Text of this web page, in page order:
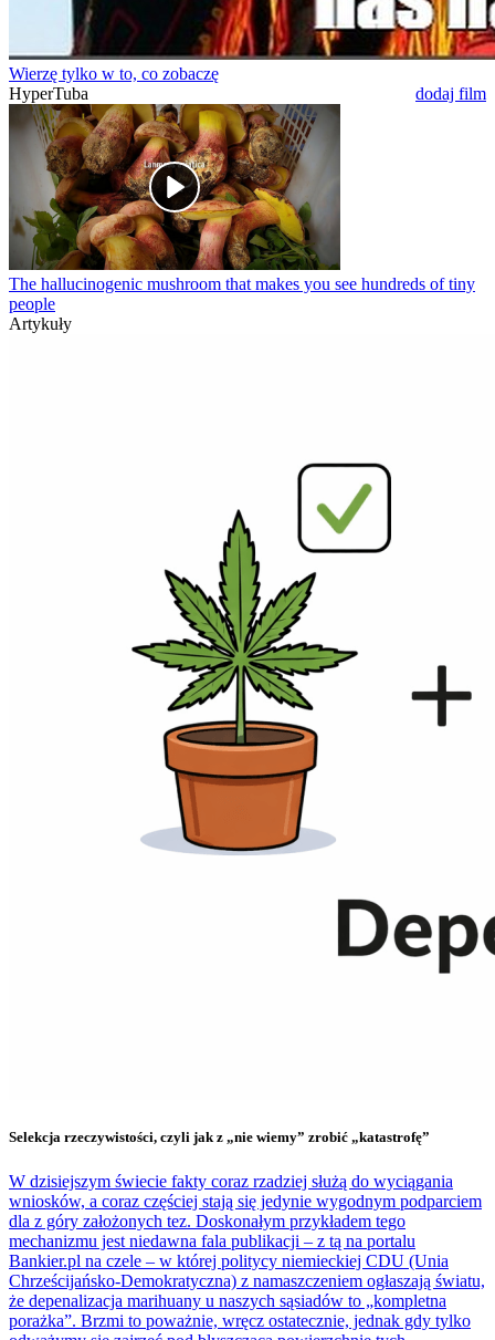
Wierzę tylko w to, co zobaczę
HyperTuba
dodaj film
The hallucinogenic mushroom that makes you see hundreds of tiny
people
Artykuły
Selekcja rzeczywistości, czyli jak z „nie wiemy” zrobić „katastrofę”
W dzisiejszym świecie fakty coraz rzadziej służą do wyciągania
wniosków, a coraz częściej stają się jedynie wygodnym podparciem
dla z góry założonych tez. Doskonałym przykładem tego
mechanizmu jest niedawna fala publikacji – z tą na portalu
Bankier.pl na czele – w której politycy niemieckiej CDU (Unia
Chrześcijańsko-Demokratyczna) z namaszczeniem ogłaszają światu,
że depenalizacja marihuany u naszych sąsiadów to „kompletna
porażka”. Brzmi to poważnie, wręcz ostatecznie, jednak gdy tylko